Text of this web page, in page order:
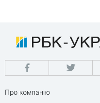
Про компанію